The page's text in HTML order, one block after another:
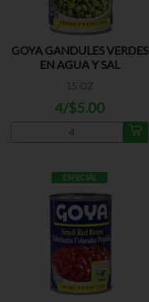
GOYA GANDULES VERDES
EN AGUA Y SAL
15 OZ
4/$5.00
ESPECIAL